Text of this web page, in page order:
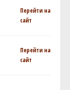
Перейти на
сайт
Перейти на
сайт